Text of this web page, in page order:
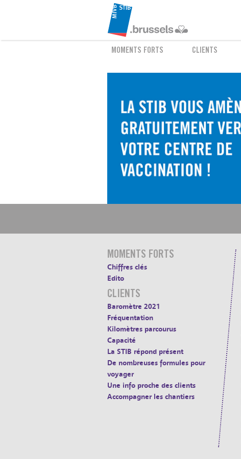
MOMENTS FORTS CLIENTS
MOMENTS FORTS
Chiffres clés
Edito
CLIENTS
Baromètre 2021
Fréquentation
Kilomètres parcourus
Capacité
La STIB répond présent
De nombreuses formules pour
voyager
Une info proche des clients
Accompagner les chantiers